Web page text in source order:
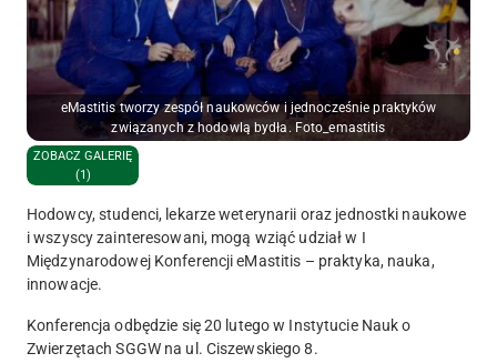
eMastitis tworzy zespół naukowców i jednocześnie praktyków
związanych z hodowlą bydła. Foto_emastitis
ZOBACZ GALERIĘ
(1)
Hodowcy, studenci, lekarze weterynarii oraz jednostki naukowe
i wszyscy zainteresowani, mogą wziąć udział w I
Międzynarodowej Konferencji eMastitis – praktyka, nauka,
innowacje.
Konferencja odbędzie się20 lutego w Instytucie Nauk o
Zwierzętach SGGW na ul. Ciszewskiego 8.